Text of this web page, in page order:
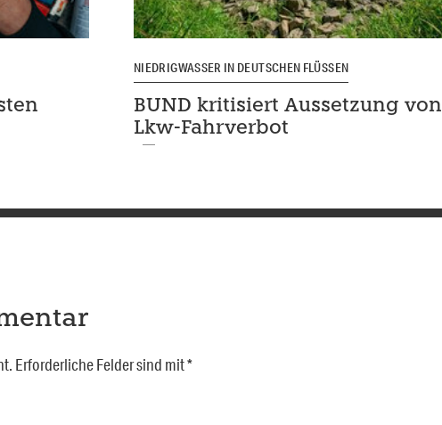
NIEDRIGWASSER IN DEUTSCHEN FLÜSSEN
BUND kritisiert Aussetzung von
Lkw-Fahrverbot
Erforderliche Felder sind mit*